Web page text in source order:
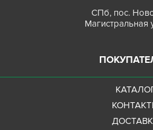
СПб, пос.
Магистральная